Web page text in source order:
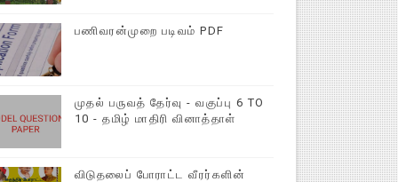
பணிவரன்முறை படிவம் PDF
முதல் பருவத் தேர்வு - வகுப்பு 6 TO
10 - தமிழ் மாதிரி வினாத்தாள்
விடுதலைப் போராட்ட வீரர்களின்